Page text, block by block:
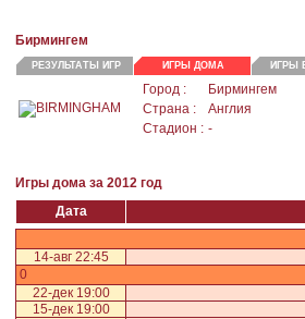
Бирмингем
РЕЗУЛЬТАТЫ ИГР ИГРЫ ДОМА ИГРЫ
Город :
Бирмингем
Страна :
Англия
Стадион : -
Игры дома за 2012 год
Дата
14-авг 22:45
0
22-дек 19:00
15-дек 19:00